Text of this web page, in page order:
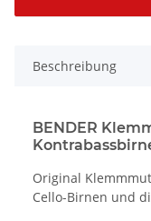
Beschreibung
BENDER
Original
Cello-Birnen und